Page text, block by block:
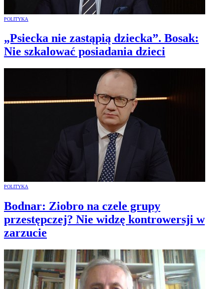
POLITYKA
„Psiecka nie zastąpią dziecka”. Bosak:
Nie szkalować posiadania dzieci
POLITYKA
Bodnar: Ziobro na czele grupy
przestępczej? Nie widzę kontrowersji w
zarzucie